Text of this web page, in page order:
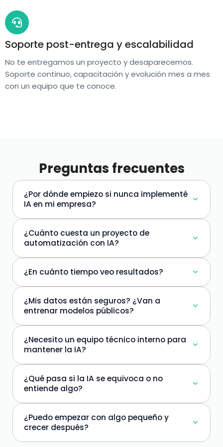
Soporte post-entrega y escalabilidad
No te entregamos un proyecto y desaparecemos.
Soporte continuo, capacitación y evolución mes a mes
con un equipo que te conoce.
Preguntas frecuentes
¿Por dónde empiezo si nunca implementé
IA en mi empresa?
¿Cuánto cuesta un proyecto de
automatización con IA?
¿En cuánto tiempo veo resultados?
¿Mis datos están seguros? ¿Van a
entrenar modelos públicos?
¿Necesito un equipo técnico interno para
mantener la IA?
¿Qué pasa si la IA se equivoca o no
entiende algo?
¿Puedo empezar con algo pequeño y
crecer después?